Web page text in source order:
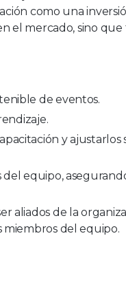
como una
el mercado, sino
de eventos.
y ajustarlos
del equipo,
aliados de la
miembros del equipo.